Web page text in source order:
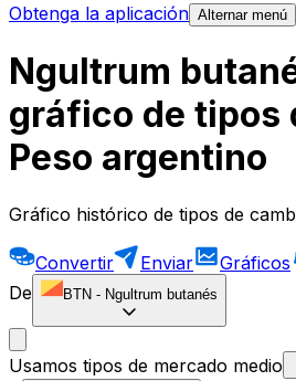
Obtenga la aplicación Alternar menú
Ngultrum
gráfico de tipos
Peso argentino
Gráfico histórico de tipos de
Convertir Enviar Gráficos
De
BTN - Ngultrum butanés
Usamos tipos de mercado medio